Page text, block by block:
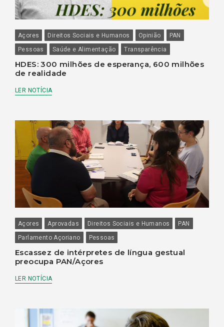
Açores Direitos Sociais e Humanos Opinião
PAN
Pessoas
Saúde e Alimentação Transparência
HDES: 300 milhões de esperança, 600 milhões
de realidade
LER NOTÍCIA
Açores Aprovadas Direitos Sociais e Humanos
PAN
Parlamento Açoriano
Pessoas
Escassez de intérpretes de língua gestual
preocupa PAN/Açores
LER NOTÍCIA